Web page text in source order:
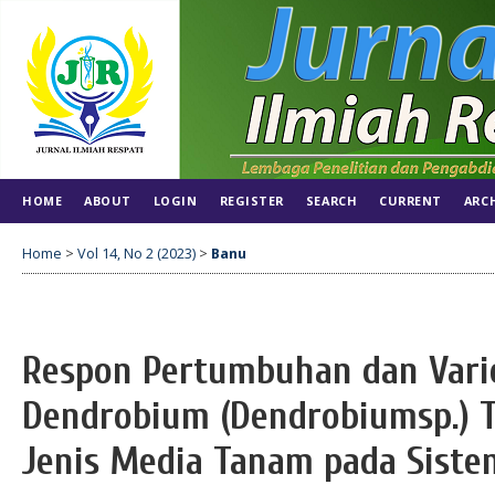
HOME ABOUT LOGIN REGISTER SEARCH CURRENT
Home > Vol 14, No 2 (2023) > Banu
Respon Pertumbuhan dan
Dendrobium (Dendrobiumsp.)
Jenis Media Tanam pada